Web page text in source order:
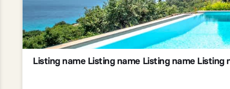
Listing name Listing name Listing name Listing